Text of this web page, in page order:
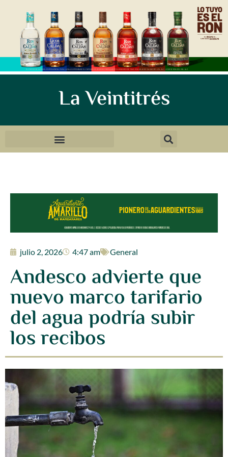
La Veintitrés
julio 2, 2026 4:47 am General
Andesco advierte que
nuevo marco tarifario
del agua podría subir
los recibos